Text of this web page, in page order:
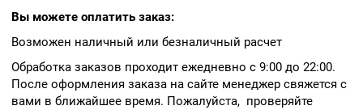
Вы можете оплатить заказ:
Возможен наличный или безналичный расчет
Обработка заказов проходит ежедневно с 9:00 до 22:00.
После оформления заказа на сайте менеджер свяжется с
вами в ближайшее время. Пожалуйста, проверяйте